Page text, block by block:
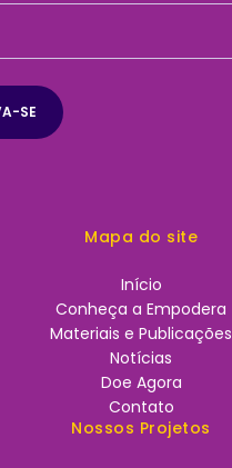
Mapa do site
Início
Conheça a Empodera
Materiais e Publicações
Notícias
Doe Agora
Contato
Nossos Projetos